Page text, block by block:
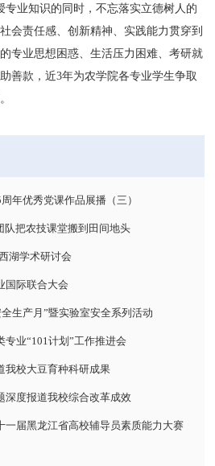
专业知识的同时，不忘落实立德树人的
会责任感、创新精神、实践能力贯穿到
专业思想困惑、生活压力困难、考研就
善款，近3年为农学院各专业学生争取
年优秀党课作品展播（三）
队把农技课堂搬到田间地头
湖学术研讨会
国际联合大会
生产月”暨实验室安全系列活动
业“101计划”工作推进会
我校大豆育种科研成果
深度报道我校综合改革成效
一届黑龙江省高校辅导员素质能力大赛